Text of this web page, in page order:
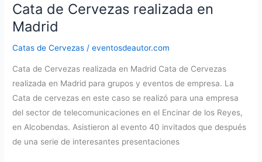
Cata de Cervezas realizada en
Madrid
Catas de Cervezas /eventosdeautor.com
Cata de Cervezas realizada en Madrid Cata de Cervezas
realizada en Madrid para grupos y eventos de empresa. La
Cata de cervezas en este caso se realizó para una empresa
del sector de telecomunicaciones en el Encinar de los Reyes,
en Alcobendas. Asistieron al evento 40 invitados que después
de una serie de interesantes presentaciones